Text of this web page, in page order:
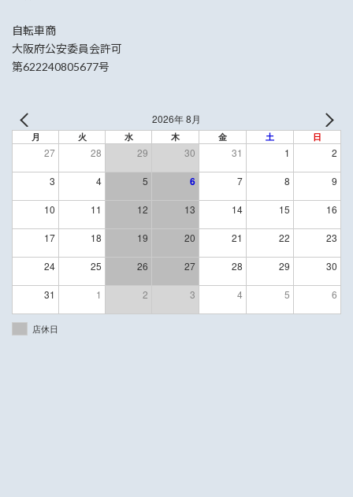
自転車商
大阪府公安委員会許可
第622240805677号
2026年 8月
月 火 水 木 金 土 日
27 28 29 30 31 1 2
3 4 5 6 7 8 9
10 11 12 13 14 15 16
17 18 19 20 21 22 23
24 25 26 27 28 29 30
31 1 2 3 4 5 6
店休日